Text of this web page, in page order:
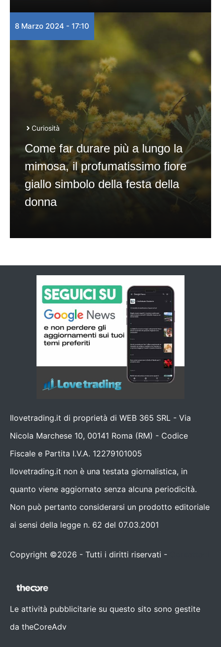
8 Marzo 2024 - 17:10
Curiosità
Come far durare più a lungo la
mimosa, il profumatissimo fiore
giallo simbolo della festa della
donna
Ilovetrading.it di proprietà di WEB 365 SRL - Via
Nicola Marchese 10, 00141 Roma (RM) - Codice
Fiscale e Partita I.V.A. 12279101005
Ilovetrading.it non è una testata giornalistica, in
quanto viene aggiornato senza alcuna periodicità.
Non può pertanto considerarsi un prodotto editoriale
ai sensi della legge n. 62 del 07.03.2001
Copyright ©2026 - Tutti i diritti riservati -
Le attività pubblicitarie su questo sito sono gestite
da theCoreAdv